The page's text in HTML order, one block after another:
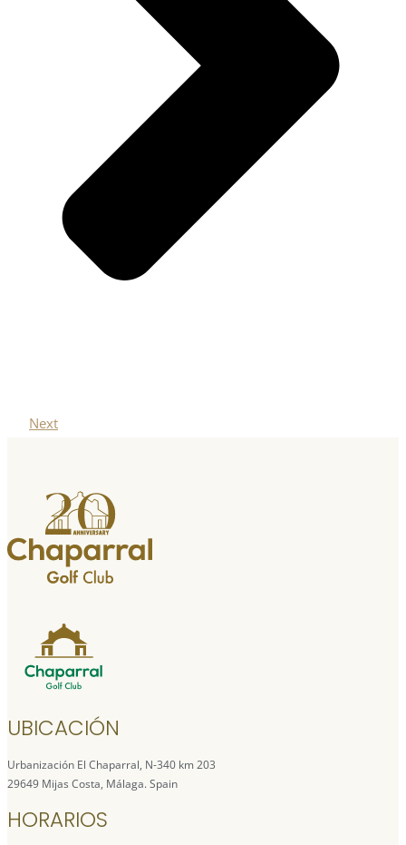
Next
UBICACIÓN
Urbanización El Chaparral, N-340 km 203
29649 Mijas Costa, Málaga. Spain
HORARIOS